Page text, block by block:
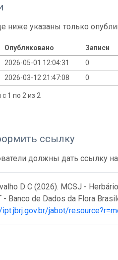
ниже указаны только
Опубликовано Записи
2026-05-01 12:04:31 0
2026-03-12 21:47:08 0
1 по 2 из 2
ссылку
должны дать ссылку
D C (2026). MCSJ -
- Banco de Dados da Flora
jabot/